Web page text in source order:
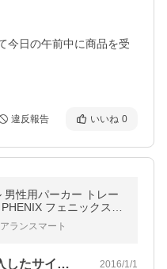
今日の午前中に商品を受
違反報告 いいね 0
男性用パーカー トレー
フェニックス A
【メンズパーカー・
トドア用品】
ランスマート
春山用に購入しました。購入したサイズは… 2016/1/1